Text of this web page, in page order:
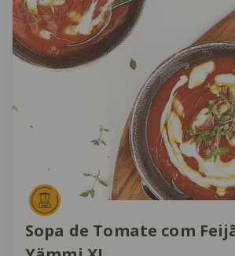
Sopa de Tomate com